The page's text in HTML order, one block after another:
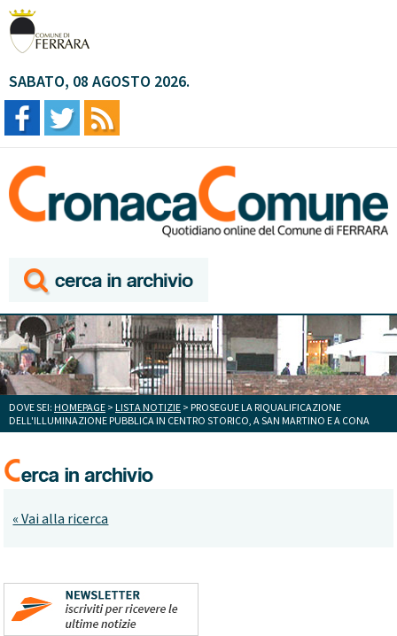
SABATO, 08 AGOSTO 2026.
DOVE SEI: HOMEPAGE > LISTA NOTIZIE > PROSEGUE LA RIQUALIFICAZIONE
DELL'ILLUMINAZIONE PUBBLICA IN CENTRO STORICO, A SAN MARTINO E A CONA
« Vai alla ricerca